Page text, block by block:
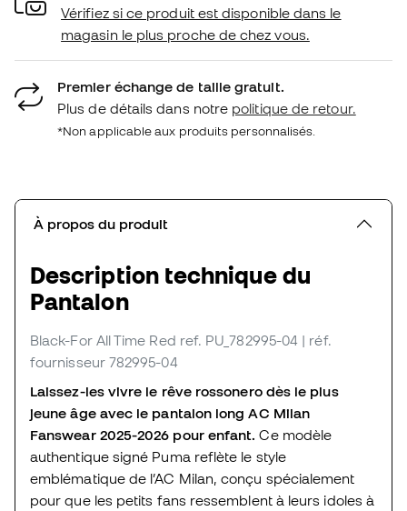
Vérifiez si ce produit est disponible dans le
magasin le plus proche de chez vous.
Premier échange de taille gratuit.
Plus de détails dans notre politique de retour.
*Non applicable aux produits personnalisés.
À propos du produit
Description technique du
Pantalon
Black-For All Time Red ref. PU_782995-04 | réf.
fournisseur 782995-04
Laissez-les vivre le rêve rossonero dès le plus
jeune âge avec le pantalon long AC Milan
Fanswear 2025-2026 pour enfant. Ce modèle
authentique signé Puma reflète le style
emblématique de l’AC Milan, conçu spécialement
pour que les petits fans ressemblent à leurs idoles à